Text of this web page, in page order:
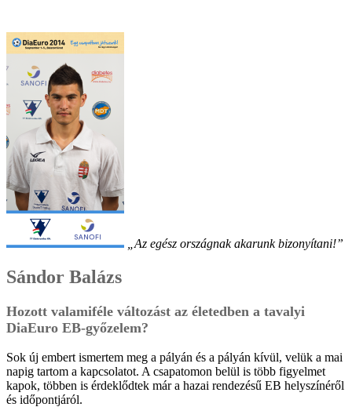
„Az egész országnak akarunk bizonyítani!”
Sándor Balázs
Hozott valamiféle változást az életedben a tavalyi
DiaEuro EB-győzelem?
Sok új embert ismertem meg a pályán és a pályán kívül, velük a mai
napig tartom a kapcsolatot. A csapatomon belül is több figyelmet
kapok, többen is érdeklődtek már a hazai rendezésű EB helyszínéről
és időpontjáról.